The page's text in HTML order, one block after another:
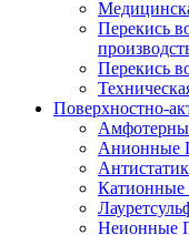
Перекись
Перекись
Поверхностно-
Анионные
Неионные